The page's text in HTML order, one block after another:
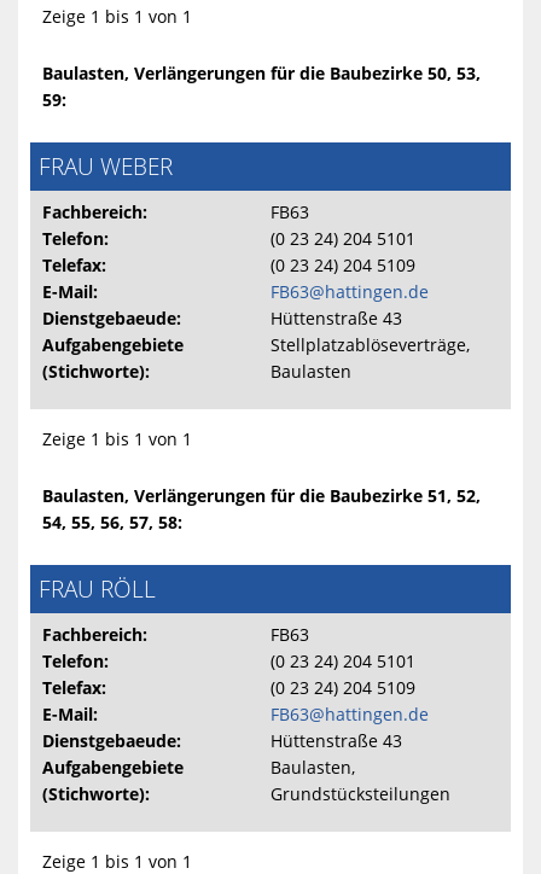
Zeige 1 bis 1 von 1
Baulasten, Verlängerungen für die Baubezirke 50, 53,
59:
FRAU WEBER
Fachbereich:
FB63
Telefon:
(0 23 24) 204 5101
Telefax:
(0 23 24) 204 5109
E-Mail:
FB63@hattingen.de
Dienstgebaeude:
Hüttenstraße 43
Aufgabengebiete
(Stichworte):
Stellplatzablöseverträge,
Baulasten
Zeige 1 bis 1 von 1
Baulasten, Verlängerungen für die Baubezirke 51, 52,
54, 55, 56, 57, 58:
FRAU RÖLL
Fachbereich:
FB63
Telefon:
(0 23 24) 204 5101
Telefax:
(0 23 24) 204 5109
E-Mail:
FB63@hattingen.de
Dienstgebaeude:
Hüttenstraße 43
Aufgabengebiete
(Stichworte):
Baulasten,
Grundstücksteilungen
Zeige 1 bis 1 von 1